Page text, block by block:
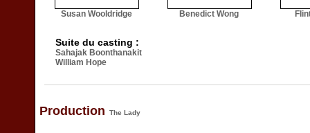
Susan Wooldridge Benedict Wong
Suite du casting :
Sahajak Boonthanakit
William Hope
Production The Lady